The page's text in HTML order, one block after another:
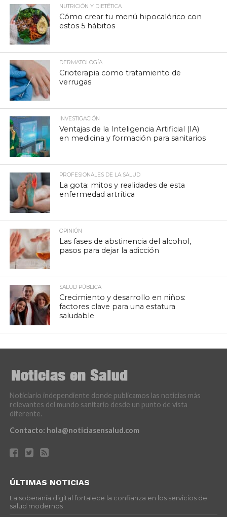
NUTRICIÓN Y DIETÉTICA
Cómo crear tu menú hipocalórico con
estos 5 hábitos
DERMATOLOGÍA
Crioterapia como tratamiento de
verrugas
INVESTIGACIÓN
Ventajas de la Inteligencia Artificial (IA)
en medicina y formación para sanitarios
PROFESIONALES DE LA SALUD
La gota: mitos y realidades de esta
enfermedad artrítica
OPINIÓN
Las fases de abstinencia del alcohol,
pasos para dejar la adicción
SALUD PÚBLICA
Crecimiento y desarrollo en niños:
factores clave para una estatura
saludable
Noticiario independiente donde publicamos las noticias más
relevantes del mundo sanitario desde un punto de vista
diferente.
Contacto: hola@noticiasensalud.com
ÚLTIMAS NOTICIAS
La soberanía digital fortalece la confianza en los servicios de
salud modernos